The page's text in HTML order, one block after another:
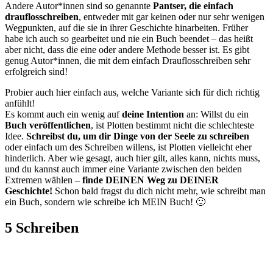
Andere Autor*innen sind so genannte Pantser, die einfach
drauflosschreiben, entweder mit gar keinen oder nur sehr wenigen
Wegpunkten, auf die sie in ihrer Geschichte hinarbeiten. Früher
habe ich auch so gearbeitet und nie ein Buch beendet – das heißt
aber nicht, dass die eine oder andere Methode besser ist. Es gibt
genug Autor*innen, die mit dem einfach Drauflosschreiben sehr
erfolgreich sind!
Probier auch hier einfach aus, welche Variante sich für dich richtig
anfühlt!
Es kommt auch ein wenig aufdeine Intention an: Willst du ein
Buch veröffentlichen, ist Plotten bestimmt nicht die schlechteste
Idee. Schreibst du, um dir Dinge von der Seele zu schreiben
oder einfach um des Schreiben willens, ist Plotten vielleicht eher
hinderlich. Aber wie gesagt, auch hier gilt, alles kann, nichts muss,
und du kannst auch immer eine Variante zwischen den beiden
Extremen wählen – finde DEINEN Weg zu DEINER
Geschichte! Schon bald fragst du dich nicht mehr, wie schreibt man
ein Buch, sondern wie schreibe ich MEIN Buch! 🙂
5 Schreiben